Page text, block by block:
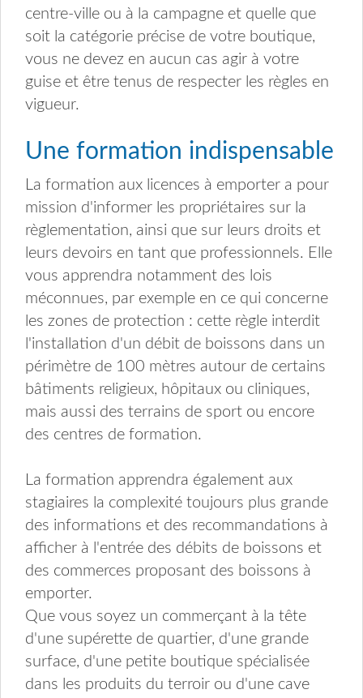
centre-ville ou à la campagne et quelle que
soit la catégorie précise de votre boutique,
vous ne devez en aucun cas agir à votre
guise et être tenus de respecter les règles en
vigueur.
Une formation indispensable
La formation aux licences à emporter a pour
mission d'informer les propriétaires sur la
règlementation, ainsi que sur leurs droits et
leurs devoirs en tant que professionnels. Elle
vous apprendra notamment des lois
méconnues, par exemple en ce qui concerne
les zones de protection : cette règle interdit
l'installation d'un débit de boissons dans un
périmètre de 100 mètres autour de certains
bâtiments religieux, hôpitaux ou cliniques,
mais aussi des terrains de sport ou encore
des centres de formation.
La formation apprendra également aux
stagiaires la complexité toujours plus grande
des informations et des recommandations à
afficher à l'entrée des débits de boissons et
des commerces proposant des boissons à
emporter.
Que vous soyez un commerçant à la tête
d'une supérette de quartier, d'une grande
surface, d'une petite boutique spécialisée
dans les produits du terroir ou d'une cave